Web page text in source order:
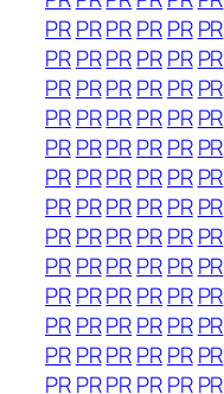
PRPRPRPRPR PR
PRPRPRPRPR PR
PRPRPRPRPR PR
PRPRPRPRPR PR
PRPRPRPRPR PR
PRPRPRPRPR PR
PRPRPRPRPR PR
PRPRPRPRPR PR
PRPRPRPRPR PR
PRPRPRPRPR PR
PRPRPRPRPR PR
PRPRPRPRPR PR
PRPRPRPRPR PR